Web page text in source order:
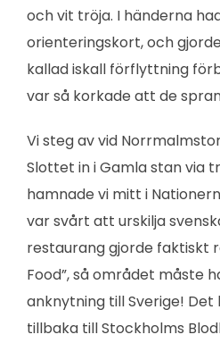
och vit tröja. I händerna
orienteringskort, och
kallad iskall förflyttning
var så korkade att de
Vi steg av vid
Slottet in i Gamla stan via
hamnade vi mitt i
var svårt att urskilja
restaurang gjorde faktiskt
Food”, så området måste
anknytning till Sverige!
tillbaka till Stockholms